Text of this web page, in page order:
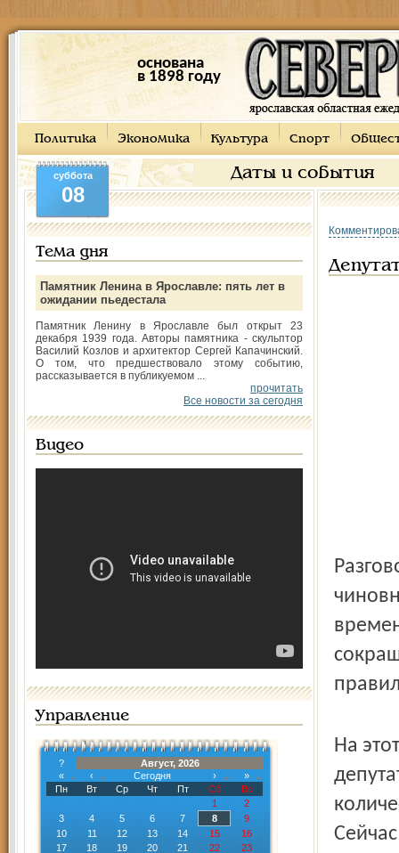
основана
в 1898 году
Политика Экономика Культура Спорт
Даты и события
суббота
08
Тема дня
Памятник Ленина в Ярославле: пять лет в
ожидании пьедестала
Памятник Ленину в Ярославле был открыт 23
декабря 1939 года. Авторы памятника - скульптор
Василий Козлов и архитектор Сергей Капачинский.
О том, что предшествовало этому событию,
рассказывается в публикуемом ...
прочитать
Все новости за сегодня
Видео
Управление
?
Август, 2026
«
‹ Сегодня ›
»
Пн
Вт Ср Чт Пт Сб
Вс
1
2
3
4 5 6 7 8
9
10
11 12 13 14 15
16
17
18 19 20 21 22
23
На